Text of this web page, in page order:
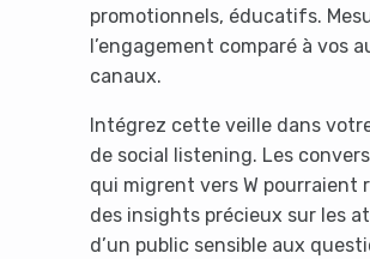
promotionnels, éducatifs.
l’engagement comparé à vos
canaux.
Intégrez cette veille dans
de social listening. Les
qui migrent vers W pourraient
des insights précieux sur les
d’un public sensible aux